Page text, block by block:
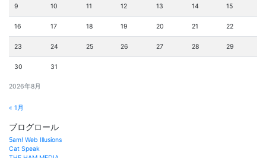
2026年8月
9 10 11 12 13 14 15
16 17 18 19 20 21 22
23 24 25 26 27 28 29
30 31
« 1月
ブログロール
5am! Web Illusions
Cat Speak